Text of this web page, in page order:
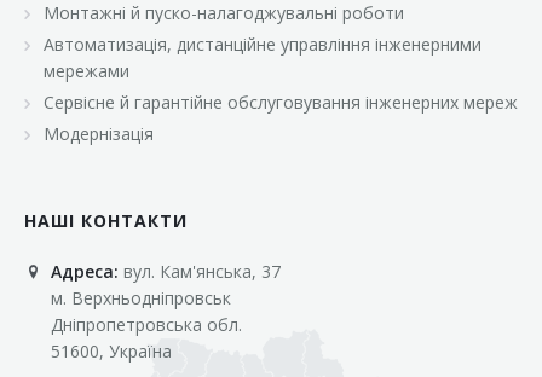
Монтажні й пуско-налагоджувальні роботи
Автоматизація, дистанційне управління інженерними
мережами
Сервісне й гарантійне обслуговування інженерних мереж
Модернізація
НАШІ КОНТАКТИ
Адреса: вул. Кам'янська, 37
м. Верхньодніпровськ
Дніпропетровська обл.
51600, Україна